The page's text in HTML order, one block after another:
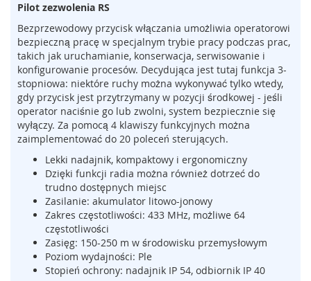
e
m
e
n
t
y
n
a
c
i
s
w
Pilot zezwolenia RS
Bezprzewodowy przycisk włączania umożliwia operatorowi
bezpieczną pracę w specjalnym trybie pracy podczas prac,
takich jak uruchamianie, konserwacja, serwisowanie i
konfigurowanie procesów. Decydująca jest tutaj funkcja 3-
stopniowa: niektóre ruchy można wykonywać tylko wtedy,
gdy przycisk jest przytrzymany w pozycji środkowej - jeśli
operator naciśnie go lub zwolni, system bezpiecznie się
wyłączy. Za pomocą 4 klawiszy funkcyjnych można
zaimplementować do 20 poleceń sterujących.
Lekki nadajnik, kompaktowy i ergonomiczny
Dzięki funkcji radia można również dotrzeć do
trudno dostępnych miejsc
Zasilanie: akumulator litowo-jonowy
Zakres częstotliwości: 433 MHz, możliwe 64
częstotliwości
Zasięg: 150-250 m w środowisku przemysłowym
Poziom wydajności: Ple
Stopień ochrony: nadajnik IP 54, odbiornik IP 40